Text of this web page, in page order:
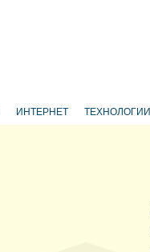
ИНТЕРНЕТ ТЕХНОЛОГИИ